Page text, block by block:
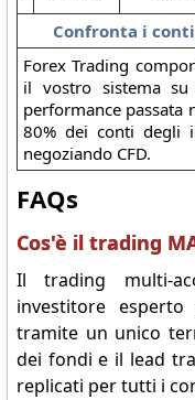
Confronta i
Forex Trading
il vostro sistema
performance passata
80% dei conti degli
negoziando CFD.
FAQs
Cos'è il trading
Il trading multi-
investitore
tramite un unico
dei fondi e il lead
replicati per tutti i